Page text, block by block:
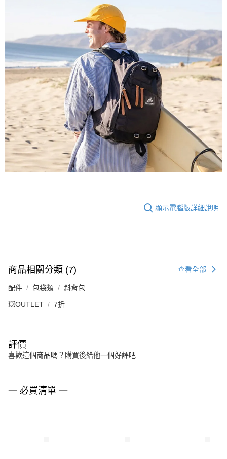
顯示電腦版詳細說明
商品相關分類 (7) 查看全部
配件 包袋類 斜背包
💥OUTLET 7折
評價
喜歡這個商品嗎？購買後給他一個好評吧
一 必買清單 一